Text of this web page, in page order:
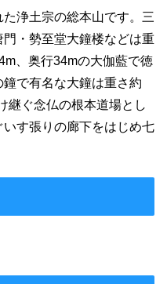
浄土宗の総本山です。三
・勢至堂大鐘楼などは重
、奥行34mの大伽藍で徳
で有名な大鐘は重さ約
継ぐ念仏の根本道場とし
す張りの廊下をはじめ七